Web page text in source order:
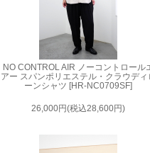
NO CONTROL AIR ノーコントロール
アー スパンポリエステル・クラウディ
ーンシャツ [HR-NC0709SF]
26,000円(税込28,600円)